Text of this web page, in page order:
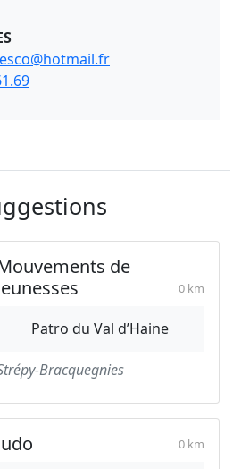
de
0 km
Patro du Val d’Haine
Bracquegnies
0 km